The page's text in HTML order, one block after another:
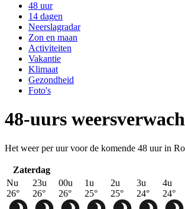
48 uur
14 dagen
Neerslagradar
Zon en maan
Activiteiten
Vakantie
Klimaat
Gezondheid
Foto's
48-uurs
Het weer per uur voor de komende 48 uur in
Zaterdag
Nu
26°
23u
26°
00u
26°
1u
25°
2u
25°
3u
24°
4u
24°